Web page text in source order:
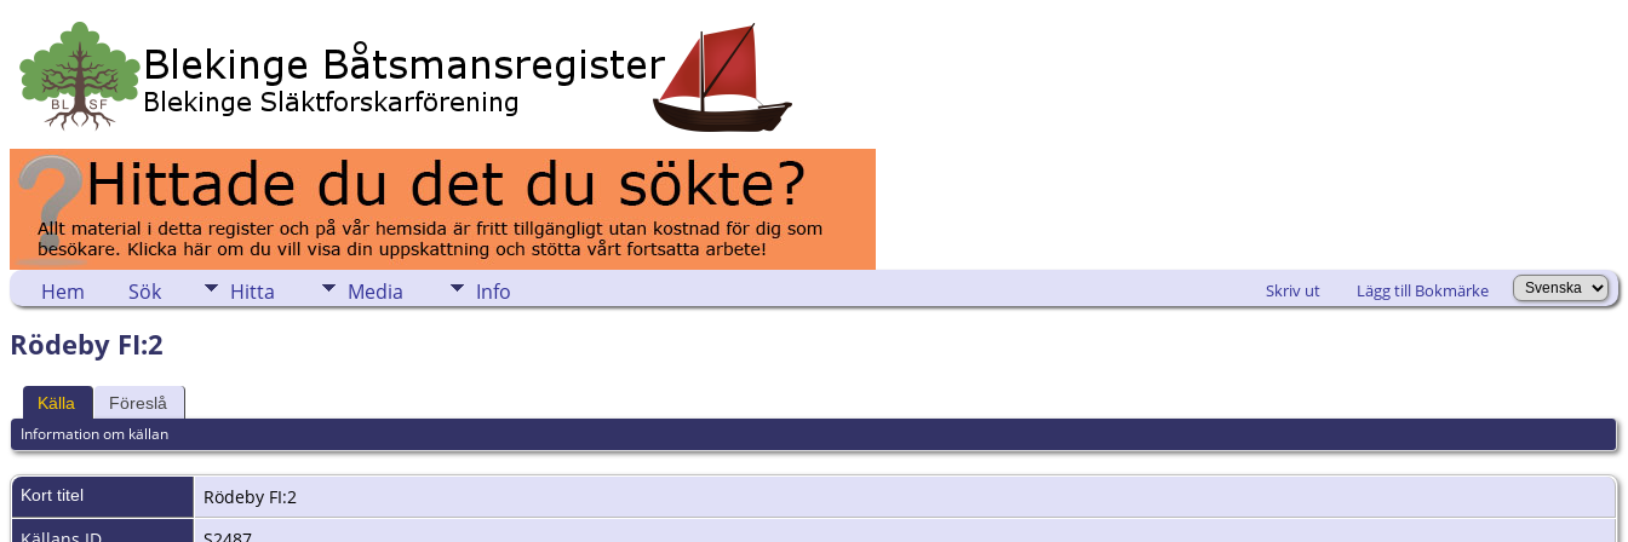
Hem Sök Hitta Media Info Skriv ut Lägg till Bokmärke
Rödeby FI:2
Källa Föreslå
Information om källan
Kort titel
Rödeby FI:2